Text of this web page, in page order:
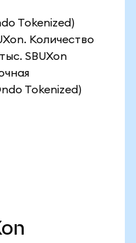
Tokenized)
Количество
SBUXon
Tokenized)